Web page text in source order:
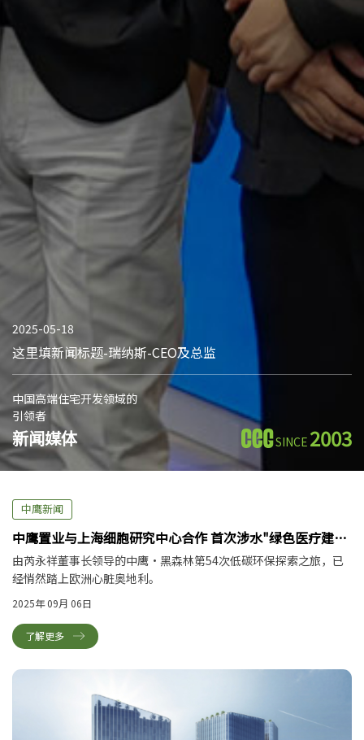
2025-05-18
这里填新闻标题-瑞纳斯-CEO及总监
中国高端住宅开发领域的
引领者
新闻媒体 SINCE 2003
中鹰新闻
中鹰置业与上海细胞研究中心合作 首次涉水"绿色医疗建
筑"
由芮永祥董事长领导的中鹰·黑森林第54次低碳环保探索之旅，已
经悄然踏上欧洲心脏奥地利。
2025年 09月 06日
了解更多